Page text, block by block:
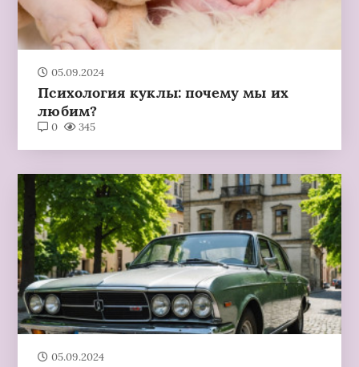
05.09.2024
Психология куклы: почему мы их
любим?
0 345
05.09.2024